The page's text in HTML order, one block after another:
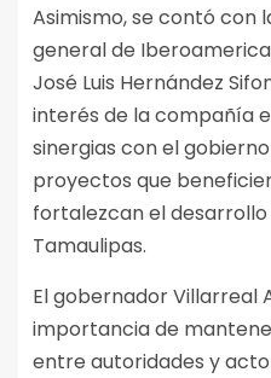
Asimismo, se contó con
general de
José Luis Hernández
interés de la compañía
sinergias con el
proyectos que
fortalezcan el
Tamaulipas.
El gobernador Villarreal
importancia de
entre autoridades y